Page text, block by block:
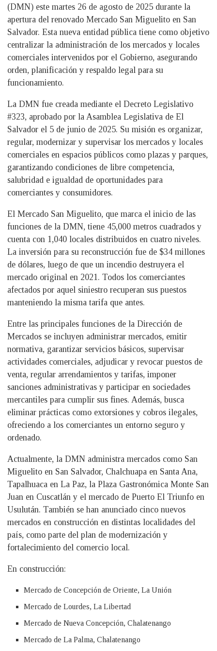
(DMN) este martes 26 de agosto de 2025 durante la
apertura del renovado Mercado San Miguelito en San
Salvador. Esta nueva entidad pública tiene como objetivo
centralizar la administración de los mercados y locales
comerciales intervenidos por el Gobierno, asegurando
orden, planificación y respaldo legal para su
funcionamiento.
La DMN fue creada mediante el Decreto Legislativo
#323, aprobado por la Asamblea Legislativa de El
Salvador el 5 de junio de 2025. Su misión es organizar,
regular, modernizar y supervisar los mercados y locales
comerciales en espacios públicos como plazas y parques,
garantizando condiciones de libre competencia,
salubridad e igualdad de oportunidades para
comerciantes y consumidores.
El Mercado San Miguelito, que marca el inicio de las
funciones de la DMN, tiene 45,000 metros cuadrados y
cuenta con 1,040 locales distribuidos en cuatro niveles.
La inversión para su reconstrucción fue de $34 millones
de dólares, luego de que un incendio destruyera el
mercado original en 2021. Todos los comerciantes
afectados por aquel siniestro recuperan sus puestos
manteniendo la misma tarifa que antes.
Entre las principales funciones de la Dirección de
Mercados se incluyen administrar mercados, emitir
normativa, garantizar servicios básicos, supervisar
actividades comerciales, adjudicar y revocar puestos de
venta, regular arrendamientos y tarifas, imponer
sanciones administrativas y participar en sociedades
mercantiles para cumplir sus fines. Además, busca
eliminar prácticas como extorsiones y cobros ilegales,
ofreciendo a los comerciantes un entorno seguro y
ordenado.
Actualmente, la DMN administra mercados como San
Miguelito en San Salvador, Chalchuapa en Santa Ana,
Tapalhuaca en La Paz, la Plaza Gastronómica Monte San
Juan en Cuscatlán y el mercado de Puerto El Triunfo en
Usulután. También se han anunciado cinco nuevos
mercados en construcción en distintas localidades del
país, como parte del plan de modernización y
fortalecimiento del comercio local.
En construcción:
Mercado de Concepción de Oriente, La Unión
Mercado de Lourdes, La Libertad
Mercado de Nueva Concepción, Chalatenango
Mercado de La Palma, Chalatenango